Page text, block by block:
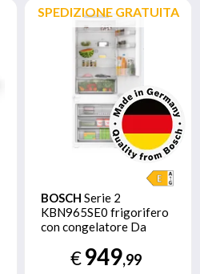
SPEDIZIONE GRATUITA
BOSCH Serie 2
KBN965SE0 frigorifero
con congelatore Da
383 L E Bianco
€949,99